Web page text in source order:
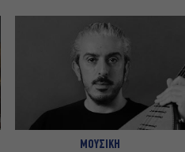
ΜΟΥΣΙΚΗ